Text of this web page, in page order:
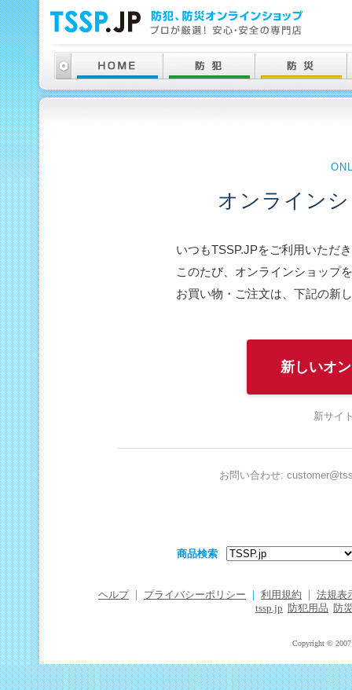
オンライン
いつもTSSP.JPをご利用いただ
このたび、オンラインショップ
お買い物・ご注文は、下記の新
新しいオ
新サイ
お問い合わせ:
商品検索
ヘルプ プライバシーポリシー 利用規約
法規表
tssp.jp
防犯用品 防
Copyright © 2007